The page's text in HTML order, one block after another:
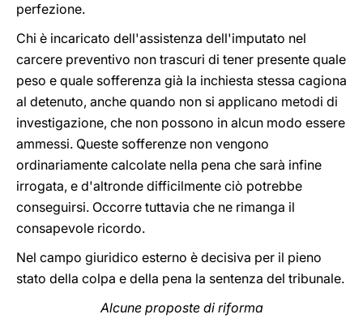
perfezione.
Chi è incaricato dell'assistenza dell'imputato nel
carcere preventivo non trascuri di tener presente quale
peso e quale sofferenza già la inchiesta stessa cagiona
al detenuto, anche quando non si applicano metodi di
investigazione, che non possono in alcun modo essere
ammessi. Queste sofferenze non vengono
ordinariamente calcolate nella pena che sarà infine
irrogata, e d'altronde difficilmente ciò potrebbe
conseguirsi. Occorre tuttavia che ne rimanga il
consapevole ricordo.
Nel campo giuridico esterno è decisiva per il pieno
stato della colpa e della pena la sentenza del tribunale.
Alcune proposte di riforma